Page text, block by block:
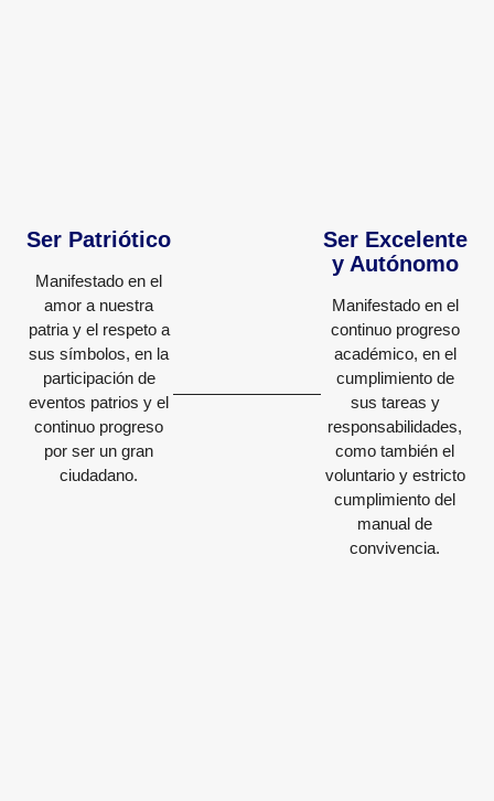
Ser Patriótico
Manifestado en el
amor a nuestra
patria y el respeto a
sus símbolos, en la
participación de
eventos patrios y el
continuo progreso
por ser un gran
ciudadano.
Ser Excelente
y Autónomo
Manifestado en el
continuo progreso
académico, en el
cumplimiento de
sus tareas y
responsabilidades,
como también el
voluntario y estricto
cumplimiento del
manual de
convivencia.